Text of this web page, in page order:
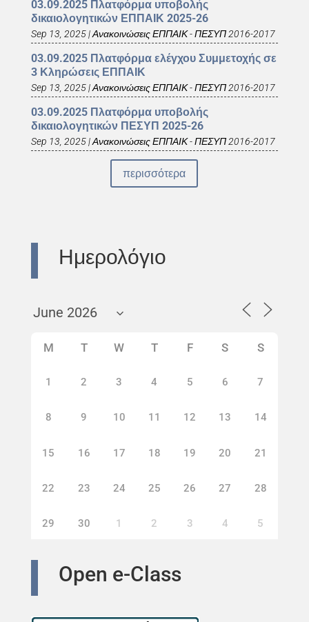
03.09.2025 Πλατφόρμα υποβολής
δικαιολογητικών ΕΠΠΑΙΚ 2025-26
Sep 13, 2025|Ανακοινώσεις ΕΠΠΑΙΚ - ΠΕΣΥΠ 2016-2017
03.09.2025 Πλατφόρμα ελέγχου Συμμετοχής σε
3 Κληρώσεις ΕΠΠΑΙΚ
Sep 13, 2025|Ανακοινώσεις ΕΠΠΑΙΚ - ΠΕΣΥΠ 2016-2017
03.09.2025 Πλατφόρμα υποβολής
δικαιολογητικών ΠΕΣΥΠ 2025-26
Sep 13, 2025|Ανακοινώσεις ΕΠΠΑΙΚ - ΠΕΣΥΠ 2016-2017
περισσότερα
Ημερολόγιο
M T W T F S S
1 2 3 4 5 6 7
8 9 10 11 12 13 14
15 16 17 18 19 20 21
22 23 24 25 26 27 28
29 30 1 2 3 4 5
Open e-Class